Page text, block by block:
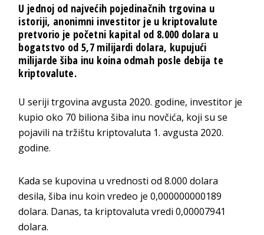
U jednoj od najvećih pojedinačnih trgovina u
istoriji, anonimni investitor je u kriptovalute
pretvorio je početni kapital od 8.000 dolara u
bogatstvo od 5,7 milijardi dolara, kupujući
milijarde šiba inu koina odmah posle debija te
kriptovalute.
U seriji trgovina avgusta 2020. godine, investitor je
kupio oko 70 biliona šiba inu novčića, koji su se
pojavili na tržištu kriptovaluta 1. avgusta 2020.
godine.
Kada se kupovina u vrednosti od 8.000 dolara
desila, šiba inu koin vredeo je 0,000000000189
dolara. Danas, ta kriptovaluta vredi 0,00007941
dolara.